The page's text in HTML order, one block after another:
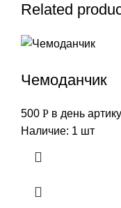
Related
Чемоданчик
500 Р в день
Наличие: 1 шт